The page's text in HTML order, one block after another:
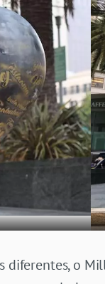
diferentes, o